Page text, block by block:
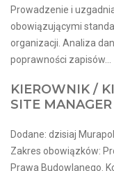
Prowadzenie i
obowiązującymi
organizacji. Analiza
poprawności zapisów...
KIEROWNIK /
SITE
Dodane: dzisiaj
Zakres obowiązków:
Prawa Budowlanego.